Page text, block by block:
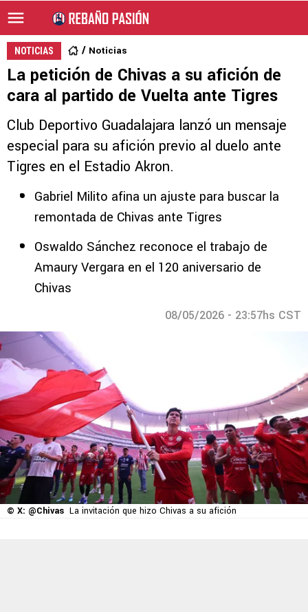
NOTICIAS Noticias
La petición de Chivas a su afición de
cara al partido de Vuelta ante Tigres
Club Deportivo Guadalajara lanzó un mensaje
especial para su afición previo al duelo ante
Tigres en el Estadio Akron.
Gabriel Milito afina un ajuste para buscar la
remontada de Chivas ante Tigres
Oswaldo Sánchez reconoce el trabajo de
Amaury Vergara en el 120 aniversario de
Chivas
08/05/2026 - 23:57hs CST
© X: @Chivas La invitación que hizo Chivas a su afición